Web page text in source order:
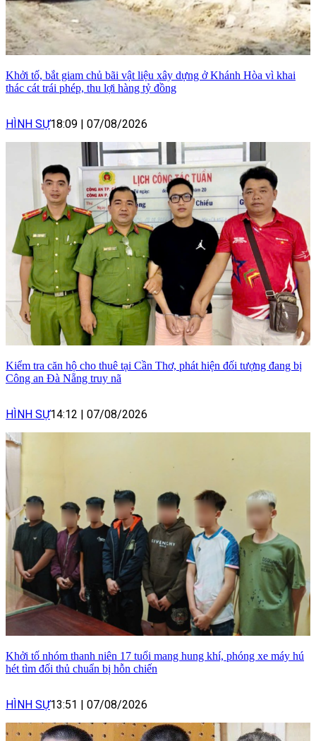
Khởi tố, bắt giam chủ bãi vật liệu xây dựng ở Khánh Hòa vì khai
thác cát trái phép, thu lợi hàng tỷ đồng
HÌNH SỰ18:09 | 07/08/2026
Kiểm tra căn hộ cho thuê tại Cần Thơ, phát hiện đối tượng đang bị
Công an Đà Nẵng truy nã
HÌNH SỰ14:12 | 07/08/2026
Khởi tố nhóm thanh niên 17 tuổi mang hung khí, phóng xe máy hú
hét tìm đối thủ chuẩn bị hỗn chiến
HÌNH SỰ13:51 | 07/08/2026